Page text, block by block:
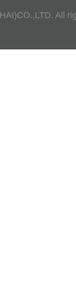
All